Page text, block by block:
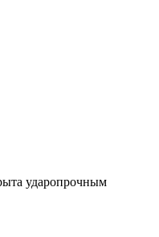
ударопрочным